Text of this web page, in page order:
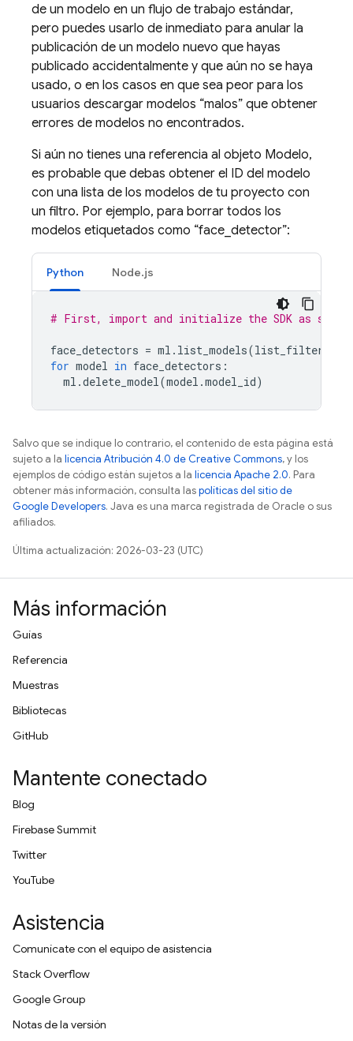
de un modelo en un flujo de trabajo estándar,
pero puedes usarlo de inmediato para anular la
publicación de un modelo nuevo que hayas
publicado accidentalmente y que aún no se haya
usado, o en los casos en que sea peor para los
usuarios descargar modelos “malos” que obtener
errores de modelos no encontrados.
Si aún no tienes una referencia al objeto Modelo,
es probable que debas obtener el ID del modelo
con una lista de los modelos de tu proyecto con
un filtro. Por ejemplo, para borrar todos los
modelos etiquetados como “face_detector”:
Python Node.js
# First, import and initialize the SDK as shown
face_detectors = ml . list_models(list_filter
for model in face_detectors :
ml .delete_model(model .model_id)
Salvo que se indique lo contrario, el contenido de esta página está
sujeto a la licencia Atribución 4.0 de Creative Commons, y los
ejemplos de código están sujetos a la licencia Apache 2.0. Para
obtener más información, consulta laspolíticas del sitio de
Google Developers. Java es una marca registrada de Oracle o sus
afiliados.
Última actualización: 2026-03-23 (UTC)
Más información
Guías
Referencia
Muestras
Bibliotecas
GitHub
Mantente conectado
Blog
Firebase Summit
Twitter
YouTube
Asistencia
Comunícate con el equipo de asistencia
Stack Overflow
Google Group
Notas de la versión